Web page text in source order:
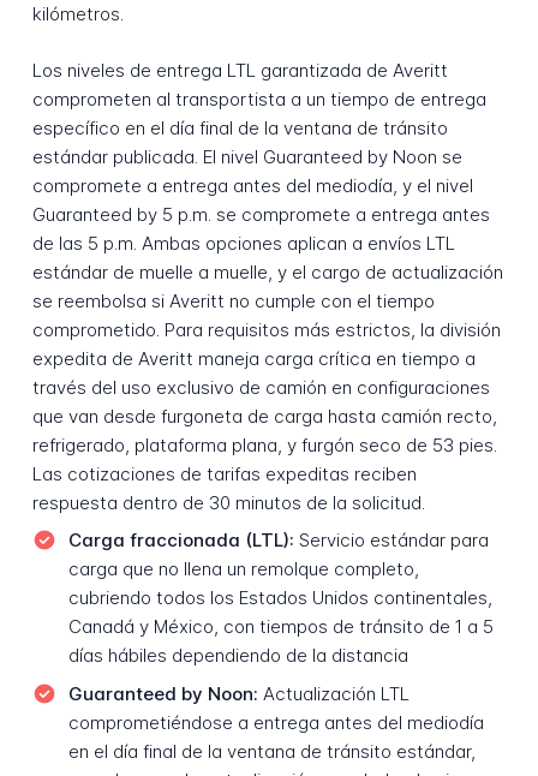
kilómetros.
Los niveles de entrega LTL garantizada de Averitt
comprometen al transportista a un tiempo de entrega
específico en el día final de la ventana de tránsito
estándar publicada. El nivel Guaranteed by Noon se
compromete a entrega antes del mediodía, y el nivel
Guaranteed by 5 p.m. se compromete a entrega antes
de las 5 p.m. Ambas opciones aplican a envíos LTL
estándar de muelle a muelle, y el cargo de actualización
se reembolsa si Averitt no cumple con el tiempo
comprometido. Para requisitos más estrictos, la división
expedita de Averitt maneja carga crítica en tiempo a
través del uso exclusivo de camión en configuraciones
que van desde furgoneta de carga hasta camión recto,
refrigerado, plataforma plana, y furgón seco de 53 pies.
Las cotizaciones de tarifas expeditas reciben
respuesta dentro de 30 minutos de la solicitud.
Carga fraccionada (LTL): Servicio estándar para
carga que no llena un remolque completo,
cubriendo todos los Estados Unidos continentales,
Canadá y México, con tiempos de tránsito de 1 a 5
días hábiles dependiendo de la distancia
Guaranteed by Noon: Actualización LTL
comprometiéndose a entrega antes del mediodía
en el día final de la ventana de tránsito estándar,